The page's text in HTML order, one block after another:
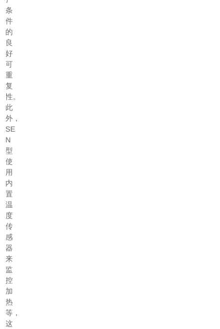
条
件
的
良
好
可
重
复
性。
此
外，
SE
N
型
使
用
内
置
温
度
传
感
器
来
监
控
加
热
等，
这